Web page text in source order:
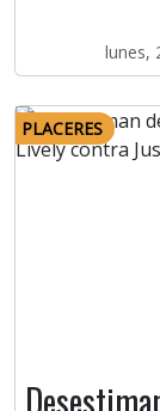
lunes,
PLACERES